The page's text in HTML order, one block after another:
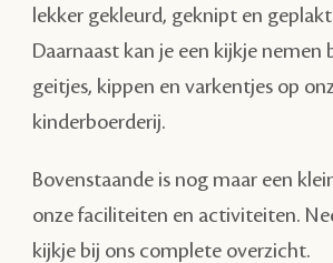
lekker gekleurd, geknipt en
Daarnaast kan je een kijkje nemen
geitjes, kippen en varkentjes op
kinderboerderij.
Bovenstaande is nog maar een
onze faciliteiten en activiteiten.
kijkje bij ons complete overzicht.